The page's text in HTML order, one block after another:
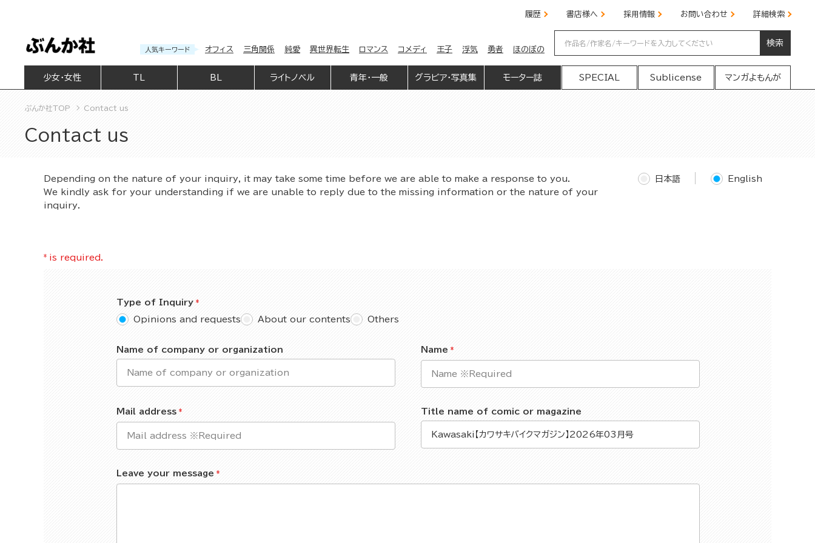
履歴 書店様へ 採用情報 お問い合わせ 詳細検索
人気キーワード オフィス 三角関係 純愛 異世界転生 ロマンス コメディ 王子 浮気 勇者 ほのぼの
検索
少女・女性 BL ライトノベル 青年・一般 グラビア・写真集 モーター誌 SPECIAL Sublicense マンガよもんが
ぶんか社TOP Contact us
Contact us
Depending on the nature of your inquiry, it may take some time before we are able to make a response to you.
We kindly ask for your understanding if we are unable to reply due to the missing information or the nature of your
inquiry.
日本語 English
* is required.
Type of Inquiry
Opinions and requests
About our contents Others
Name of company or organization Name
Mail address Title name of comic or magazine
Leave your message